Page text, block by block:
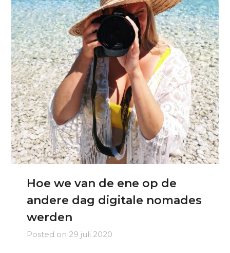
Hoe we van de ene op de
andere dag digitale nomades
werden
Posted on 29 juli 2020